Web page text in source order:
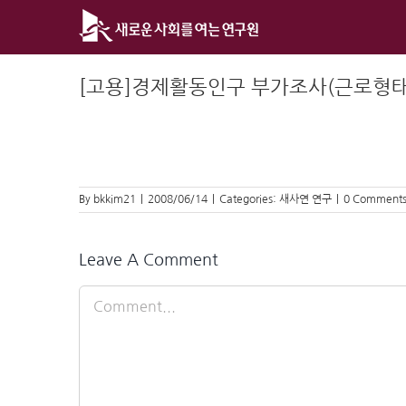
[고용]경제활동인구 부가조사(근로형
By bkkim21 2008/06/14 Categories: 새사연 연구 0 Comments
Leave A Comment